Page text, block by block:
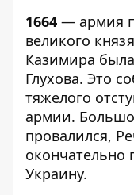
1664 — армия
великого
Казимира
Глухова. Это
тяжелого
армии.
провалился,
окончательно
Украину.